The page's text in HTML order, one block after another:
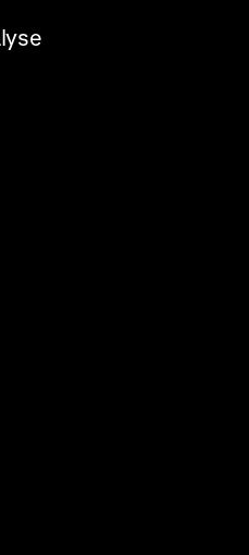
leer steht, verlassen
„Im Vorprogramm ein
von Dr. Ulrich K.
der berühmten
der das Leben
eine geradezu
und dem spontaner
Wochenschau mit der
durch Rudolf Heß, der
Dr. Joseph
in Marseille, dem
und England.“ (
doch sein Erfolg
dem Druck des
und sich von
nicht trennte, erhielt
Deportation seiner Frau
nahm sich Gottschalk
1941 das Leben.